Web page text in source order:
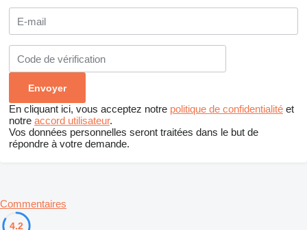
En cliquant ici, vous acceptez notre politique de confidentialité et
notre accord utilisateur.
Vos données personnelles seront traitées dans le but de
répondre à votre demande.
Commentaires
4.2